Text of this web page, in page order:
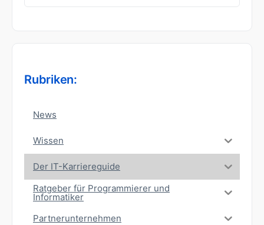
nach:
Rubriken:
News
Wissen
Der IT-Karriereguide
Ratgeber für Programmierer und
Informatiker
Partnerunternehmen